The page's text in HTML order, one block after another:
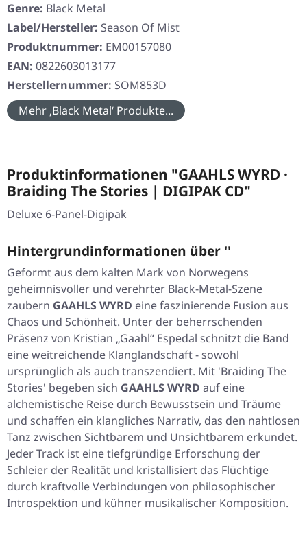
Genre: Black Metal
Label/Hersteller: Season Of Mist
Produktnummer: EM00157080
EAN: 0822603013177
Herstellernummer: SOM853D
Mehr ‚Black Metal‘ Produkte...
Produktinformationen "GAAHLS WYRD ·
Braiding The Stories | DIGIPAK CD"
Deluxe 6-Panel-Digipak
Hintergrundinformationen über ''
Geformt aus dem kalten Mark von Norwegens
geheimnisvoller und verehrter Black-Metal-Szene
zaubern GAAHLS WYRD eine faszinierende Fusion aus
Chaos und Schönheit. Unter der beherrschenden
Präsenz von Kristian „Gaahl“ Espedal schnitzt die Band
eine weitreichende Klanglandschaft - sowohl
ursprünglich als auch transzendiert. Mit 'Braiding The
Stories' begeben sich GAAHLS WYRD auf eine
alchemistische Reise durch Bewusstsein und Träume
und schaffen ein klangliches Narrativ, das den nahtlosen
Tanz zwischen Sichtbarem und Unsichtbarem erkundet.
Jeder Track ist eine tiefgründige Erforschung der
Schleier der Realität und kristallisiert das Flüchtige
durch kraftvolle Verbindungen von philosophischer
Introspektion und kühner musikalischer Komposition.